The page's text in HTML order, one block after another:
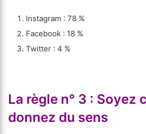
Instagram : 78 %
Facebook : 18 %
Twitter : 4 %
La règle n° 3 : Soyez
donnez du sens